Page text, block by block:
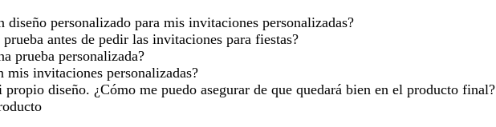
diseño personalizado para mis invitaciones personalizadas?
prueba antes de pedir las invitaciones para fiestas?
prueba personalizada?
mis invitaciones personalizadas?
diseño. ¿Cómo me puedo asegurar de que quedará bien en el producto final?